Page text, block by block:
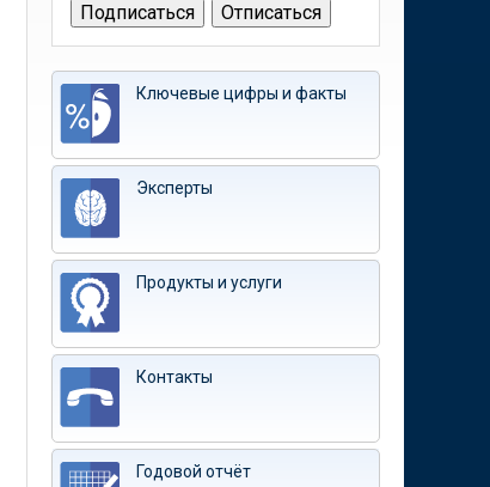
Ключевые цифры и факты
Эксперты
Продукты и услуги
Контакты
Годовой отчёт